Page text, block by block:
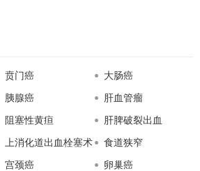
贲门癌
大肠癌
胰腺癌
肝血管瘤
阻塞性黄疸
肝脾破裂出血
上消化道出血栓塞术
食道狭窄
宫颈癌
卵巢癌